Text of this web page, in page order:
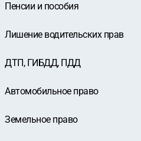
Пенсии и пособия
Лишение водительских прав
ДТП, ГИБДД, ПДД
Автомобильное право
Земельное право